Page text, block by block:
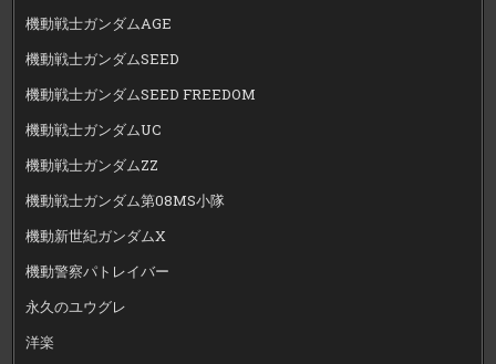
機動戦士ガンダムAGE
機動戦士ガンダムSEED
機動戦士ガンダムSEED FREEDOM
機動戦士ガンダムUC
機動戦士ガンダムZZ
機動戦士ガンダム第08MS小隊
機動新世紀ガンダムX
機動警察パトレイバー
永久のユウグレ
洋楽